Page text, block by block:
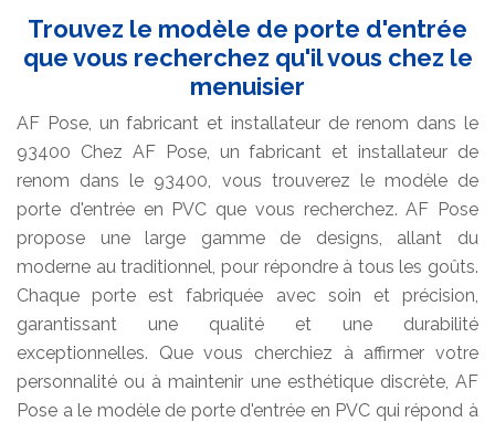
Trouvez le modèle de porte d'entrée
que vous recherchez qu'il vous chez le
menuisier
AF Pose, un fabricant et installateur de renom dans le
93400 Chez AF Pose, un fabricant et installateur de
renom dans le 93400, vous trouverez le modèle de
porte d'entrée en PVC que vous recherchez. AF Pose
propose une large gamme de designs, allant du
moderne au traditionnel, pour répondre à tous les goûts.
Chaque porte est fabriquée avec soin et précision,
garantissant une qualité et une durabilité
exceptionnelles. Que vous cherchiez à affirmer votre
personnalité ou à maintenir une esthétique discrète, AF
Pose a le modèle de porte d'entrée en PVC qui répond à